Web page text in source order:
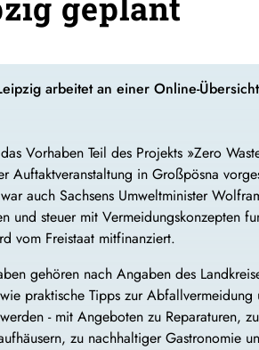
arbeitet an einer Online-
Vorhaben Teil des Projekts »Zero
Auftaktveranstaltung in Großpösna
auch Sachsens Umweltminister
und steuer mit Vermeidungskonzepten
vom Freistaat mitfinanziert.
gehören nach Angaben des
praktische Tipps zur
- mit Angeboten zu Reparaturen,
zu nachhaltiger Gastronomie